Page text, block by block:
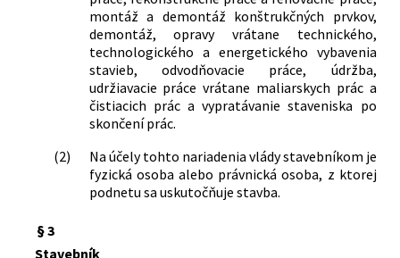
montáž a demontáž konštrukčných prvkov,
demontáž, opravy vrátane technického,
technologického a energetického vybavenia
stavieb, odvodňovacie práce, údržba,
udržiavacie práce vrátane maliarskych prác a
čistiacich prác a vypratávanie staveniska po
skončení prác.
(2)
Na účely tohto nariadenia vlády stavebníkom je
fyzická osoba alebo právnická osoba, z ktorej
podnetu sa uskutočňuje stavba.
§ 3
Stavebník